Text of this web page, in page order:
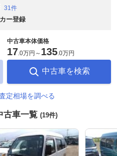
31件
ー登録
中古車本体価格
17.0万円 ～ 135.0万円
中古車を検索
定相場を調べる
古車一覧 (19件)